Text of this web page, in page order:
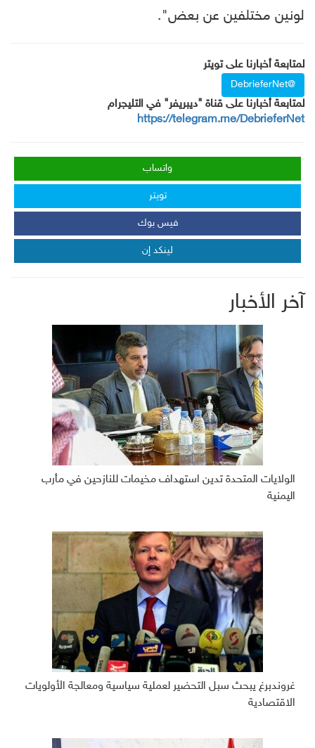
لونين مختلفين عن بعض".‏
لمتابعة أخبارنا على تويتر
@DebrieferNet
لمتابعة أخبارنا على قناة "ديبريفر" في التليجرام
https://telegram.me/DebrieferNet
واتساب
تويتر
فيس بوك
لينكد إن
آخر الأخبار
الولايات المتحدة تدين استهداف مخيمات للنازحين في مأرب
اليمنية
غروندبرغ يبحث سبل التحضير لعملية سياسية ومعالجة الأولويات
الاقتصادية